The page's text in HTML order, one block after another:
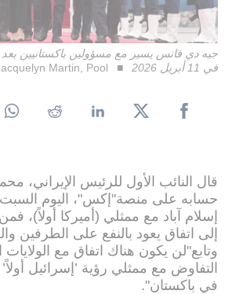
جيه دي فانس يسير مع مسؤولين باكستانيين بعد
في 11 أبريل 2026
Martin, Pool
قال النائب الأول للرئيس الإيراني،
حسابه على منصة"إكس"، اليوم
إسلام آباد مع ممثلي (أميركا أولاً)،
إلى اتفاق يعود بالنفع على الطرفين
وتابع"لن يكون هناك اتفاق مع الولايات
التفاوض مع ممثلي رؤية ’إسرائيل
في باكستان".